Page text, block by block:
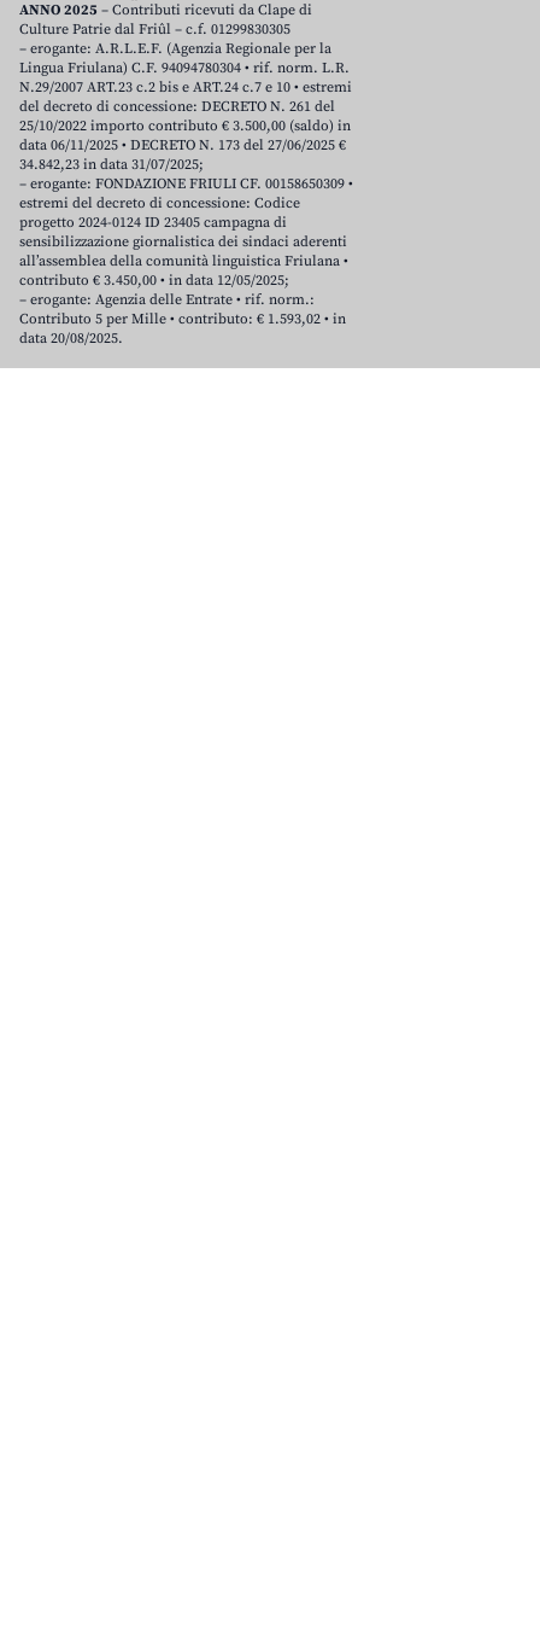
ANNO 2025 – Contributi ricevuti da Clape di
Culture Patrie dal Friûl – c.f. 01299830305
– erogante: A.R.L.E.F. (Agenzia Regionale per la
Lingua Friulana) C.F. 94094780304 • rif. norm. L.R.
N.29/2007 ART.23 c.2 bis e ART.24 c.7 e 10 • estremi
del decreto di concessione: DECRETO N. 261 del
25/10/2022 importo contributo € 3.500,00 (saldo) in
data 06/11/2025 • DECRETO N. 173 del 27/06/2025 €
34.842,23 in data 31/07/2025;
– erogante: FONDAZIONE FRIULI CF. 00158650309 •
estremi del decreto di concessione: Codice
progetto 2024-0124 ID 23405 campagna di
sensibilizzazione giornalistica dei sindaci aderenti
all’assemblea della comunità linguistica Friulana •
contributo € 3.450,00 • in data 12/05/2025;
– erogante: Agenzia delle Entrate • rif. norm.:
Contributo 5 per Mille • contributo: € 1.593,02 • in
data 20/08/2025.